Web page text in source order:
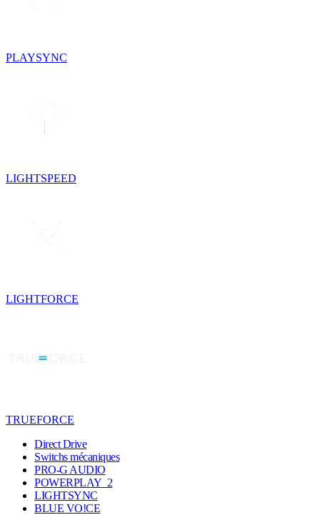
PLAYSYNC
LIGHTSPEED
LIGHTFORCE
TRUEFORCE
Direct Drive
Switchs mécaniques
PRO-G AUDIO
POWERPLAY 2
LIGHTSYNC
BLUE VO!CE